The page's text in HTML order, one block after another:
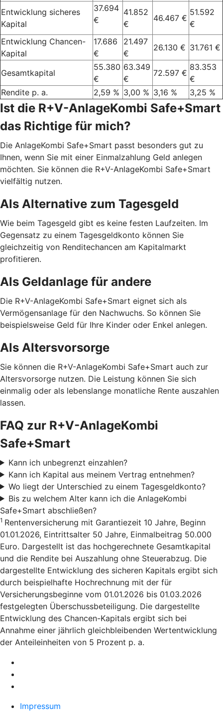
Entwicklung sicheres
Kapital
37.694
€
41.852
€
46.467 €
51.592
€
Entwicklung Chancen-
Kapital
17.686
€
21.497
€
26.130 € 31.761 €
Gesamtkapital
55.380
€
63.349
€
72.597 €
83.353
€
Rendite p. a.
2,59 % 3,00 % 3,16 % 3,25 %
Ist die R+V-AnlageKombi Safe+Smart
das Richtige für mich?
Die AnlageKombi Safe+Smart passt besonders gut zu
Ihnen, wenn Sie mit einer Einmalzahlung Geld anlegen
möchten. Sie können die R+V-AnlageKombi Safe+Smart
vielfältig nutzen.
Als Alternative zum Tagesgeld
Wie beim Tagesgeld gibt es keine festen Laufzeiten. Im
Gegensatz zu einem Tagesgeldkonto können Sie
gleichzeitig von Renditechancen am Kapitalmarkt
profitieren.
Als Geldanlage für andere
Die R+V-AnlageKombi Safe+Smart eignet sich als
Vermögensanlage für den Nachwuchs. So können Sie
beispielsweise Geld für Ihre Kinder oder Enkel anlegen.
Als Altersvorsorge
Sie können die R+V-AnlageKombi Safe+Smart auch zur
Altersvorsorge nutzen. Die Leistung können Sie sich
einmalig oder als lebenslange monatliche Rente auszahlen
lassen.
FAQ zur R+V-AnlageKombi
Safe+Smart
Kann ich unbegrenzt einzahlen?
Kann ich Kapital aus meinem Vertrag entnehmen?
Wo liegt der Unterschied zu einem Tagesgeldkonto?
Bis zu welchem Alter kann ich die AnlageKombi
Safe+Smart abschließen?
1 Rentenversicherung mit Garantiezeit 10 Jahre, Beginn
01.01.2026, Eintrittsalter 50 Jahre, Einmalbeitrag 50.000
Euro. Dargestellt ist das hochgerechnete Gesamtkapital
und die Rendite bei Auszahlung ohne Steuerabzug. Die
dargestellte Entwicklung des sicheren Kapitals ergibt sich
durch beispielhafte Hochrechnung mit der für
Versicherungsbeginne vom 01.01.2026 bis 01.03.2026
festgelegten Überschussbeteiligung. Die dargestellte
Entwicklung des Chancen-Kapitals ergibt sich bei
Annahme einer jährlich gleichbleibenden Wertentwicklung
der Anteileinheiten von 5 Prozent p. a.
Impressum